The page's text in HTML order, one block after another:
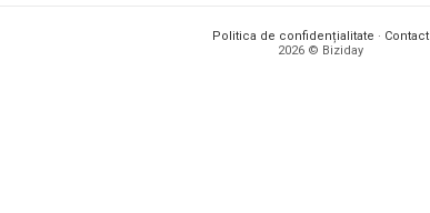
Politica de confidențialitate · Contact
2026 © Biziday